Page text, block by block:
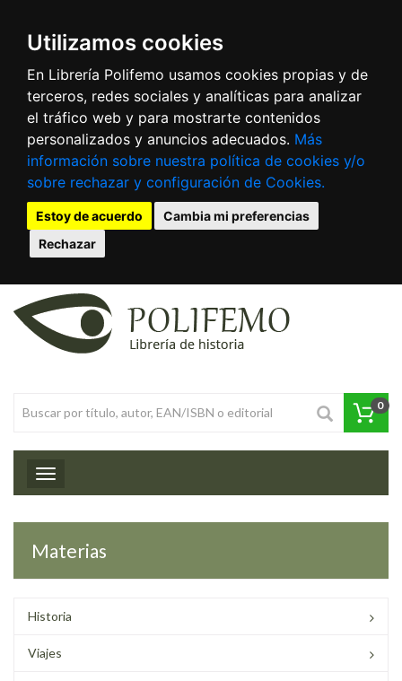
Utilizamos cookies
En Librería Polifemo usamos cookies propias y de
terceros, redes sociales y analíticas para analizar
el tráfico web y para mostrarte contenidos
personalizados y anuncios adecuados. Más
información sobre nuestra política de cookies y/o
sobre rechazar y configuración de Cookies.
Estoy de acuerdo
Cambia mi preferencias
Rechazar
0
Toggle navigation
Materias
Historia
Viajes